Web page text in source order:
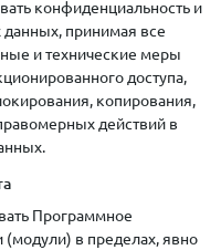
конфиденциальность и
данных, принимая все
и технические меры
доступа,
копирования,
действий в
Программное
(модули) в пределах, явно